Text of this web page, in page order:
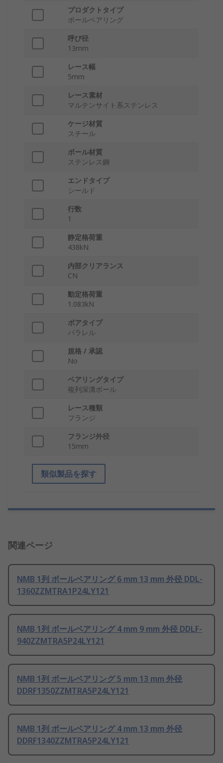
プロダクトタイプ
ボールベアリング
呼び径
13mm
レース幅
5mm
レース素材
マルテンサイト系ステンレス
ケージ材質
スチール
ボール材質
ステンレス鋼
エンドタイプ
シールド
行数
1
静定格荷重
438kN
内部クリアランス
CN
動定格荷重
1.083kN
ボアタイプ
パラレル
規格 / 承認
No
ベアリングタイプ
複列深溝ボール
レース種類
フランジ
フランジ外径
15mm
類似製品を探す
関連ページ
NMB 1列 ボールベアリング 6 mm 13 mm 外径 DDL-
1360ZZMTRA1P24LY121
NMB 1列 ボールベアリング 4 mm 9 mm 外径 DDLF-
940ZZMTRA5P24LY121
NMB 1列 ボールベアリング 5 mm 13 mm 外径
DDRF1350ZZMTRA5P24LY121
NMB 1列 ボールベアリング 4 mm 13 mm 外径
DDRF1340ZZMTRA5P24LY121